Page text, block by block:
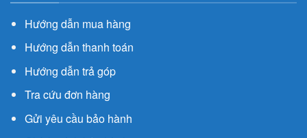
Hướng dẫn mua hàng
Hướng dẫn thanh toán
Hướng dẫn trả góp
Tra cứu đơn hàng
Gửi yêu cầu bảo hành